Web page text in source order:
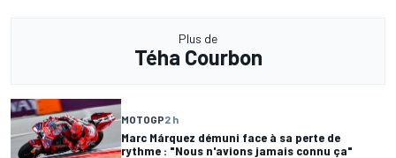
Plus de
Téha Courbon
MOTOGP2 h
Marc Márquez démuni face à sa perte de
rythme : "Nous n'avions jamais connu ça"